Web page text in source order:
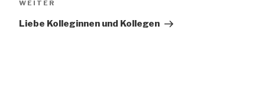
WEITER
Liebe Kolleginnen und Kollegen